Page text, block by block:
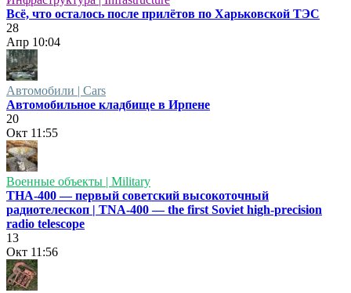
Всё, что осталось после прилётов по Харьковской ТЭС
28
Апр 10:04
Автомобили | Cars
Автомобильное кладбище в Ирпене
20
Окт 11:55
Военные объекты | Military
ТНА-400 — первый советский высокоточный
радиотелескоп | TNA-400 — the first Soviet high-precision
radio telescope
13
Окт 11:56